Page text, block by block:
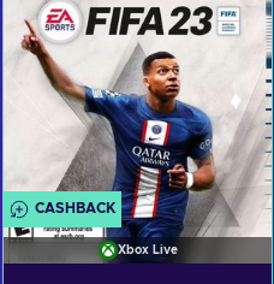
CASHBACK
Xbox Live